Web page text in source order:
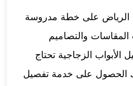
الرياض على خطة مدروسة
والتصاميم
الزجاجية تحتاج
الحصول على خدمة تفصيل